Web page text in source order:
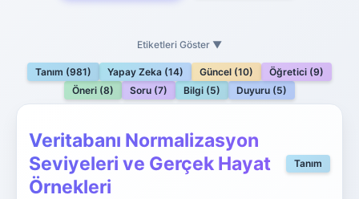
Etiketleri Göster ▼
Tanım (981) Yapay Zeka (14) Güncel (10)
Öğretici (9)
Öneri (8)
Soru (7) Bilgi (5) Duyuru (5)
Veritabanı Normalizasyon
Seviyeleri ve Gerçek Hayat
Örnekleri
Tanım